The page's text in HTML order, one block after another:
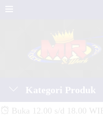
Kategori Produk
Buka 12.00 s/d 18.00